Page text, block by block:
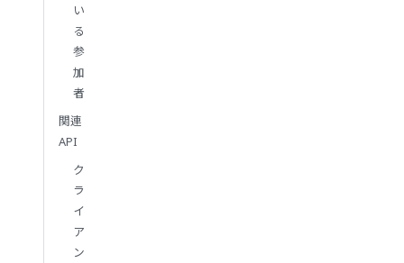
い
る
参
加
者
関連
API
ク
ラ
イ
ア
ン